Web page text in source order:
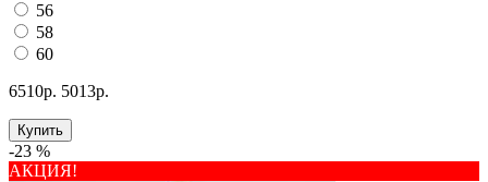
56
58
60
6510р. 5013р.
Купить
-23 %
АКЦИЯ!